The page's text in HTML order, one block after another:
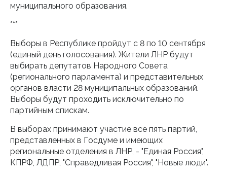
муниципального образования.
***
Выборы в Республике пройдут с 8 по 10 сентября
(единый день голосования). Жители ЛНР будут
выбирать депутатов Народного Совета
(регионального парламента) и представительных
органов власти 28 муниципальных образований.
Выборы будут проходить исключительно по
партийным спискам.
В выборах принимают участие все пять партий,
представленных в Госдуме и имеющих
региональные отделения в ЛНР, - "Единая Россия",
КПРФ, ЛДПР, "Справедливая Россия", "Новые люди".